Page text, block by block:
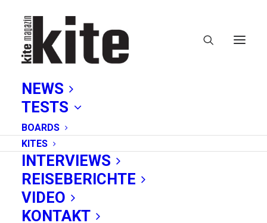
NEWS
TESTS
BOARDS
KITES
INTERVIEWS
REISEBERICHTE
VIDEO
KONTAKT
Wam